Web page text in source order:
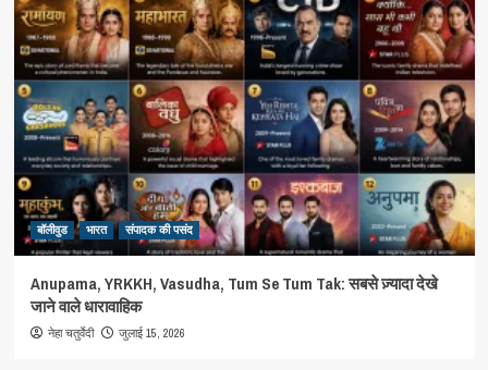
बॉलीवुड भारत संपादक की पसंद
Anupama, YRKKH, Vasudha, Tum Se Tum Tak: सबसे ज़्यादा देखे
जाने वाले धारावाहिक
नेहा चतुर्वेदी जुलाई 15, 2026